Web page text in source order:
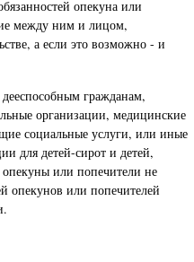
опекуна или
между ним и лицом,
а если это возможно - и
гражданам,
организации, медицинские
социальные услуги, или иные
для детей-сирот и детей,
опекуны или попечители не
опекунов или попечителей